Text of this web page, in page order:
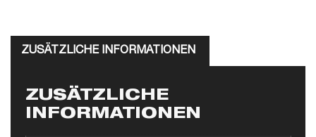
ZUSÄTZLICHE INFORMATIONEN
ZUSÄTZLICHE
INFORMATIONEN